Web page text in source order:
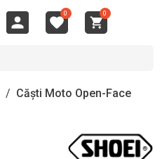
0 0
/ Căști Moto Open-Face